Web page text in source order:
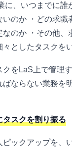
に、いつまでに誰
いのか ・どの求職
なのか ・その他、
々としたタスクを
クをLaS上で管理
ばならない業務を
スクを割り振る
ピックアップを、